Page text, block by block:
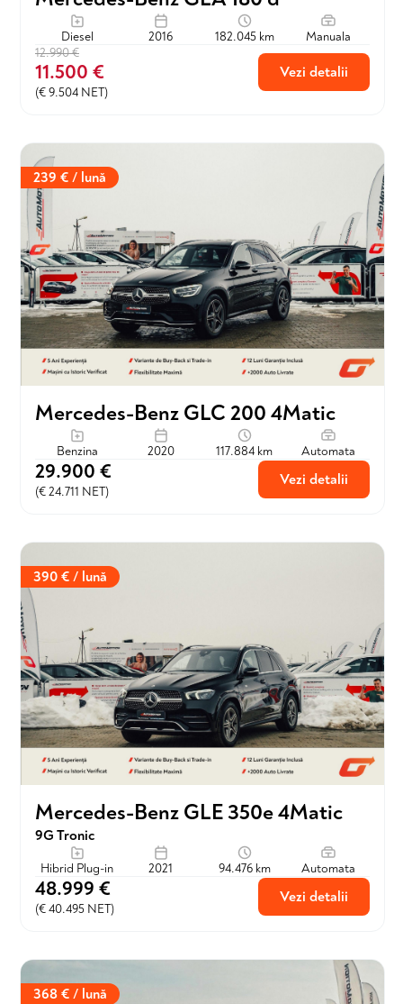
Diesel 2016 182.045 km
Manuala
12.990 €
11.500 €
(€ 9.504 NET)
Vezi detalii
239 € / lună
Mercedes-Benz GLC 200 4Matic
Benzina 2020 117.884 km Automata
29.900 €
(€ 24.711 NET)
Vezi detalii
390 € / lună
Mercedes-Benz GLE 350e 4Matic
9G Tronic
Hibrid Plug-in 2021 94.476 km Automata
48.999 €
(€ 40.495 NET)
Vezi detalii
368 € / lună